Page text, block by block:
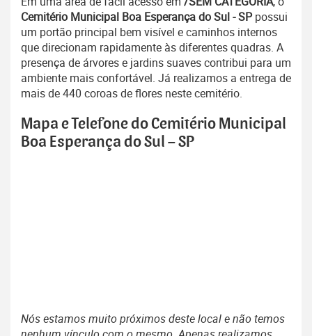
Cemitério Municipal Boa Esperança do Sul - SPpossui
um portão principal bem visível e caminhos internos
que direcionam rapidamente às diferentes quadras. A
presença de árvores e jardins suaves contribui para um
ambiente mais confortável. Já realizamos a entrega de
mais de 440 coroas de flores neste cemitério.
Mapa e Telefone do Cemitério Municipal
Boa Esperança do Sul – SP
Nós estamos muito próximos deste local e não temos